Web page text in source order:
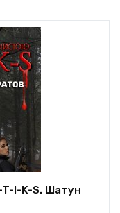
I-K-S. Шатун